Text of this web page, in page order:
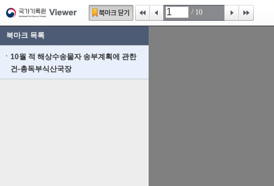
/ 10
북마크 목록
10월 적 해상수송물자 송부계획에 관한
건-총독부식산국장